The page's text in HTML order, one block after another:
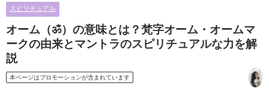
スピリチュアル
オーム（ॐ）の意味とは？梵字オーム・オームマ
ークの由来とマントラのスピリチュアルな力を解
説
本ページはプロモーションが含まれています